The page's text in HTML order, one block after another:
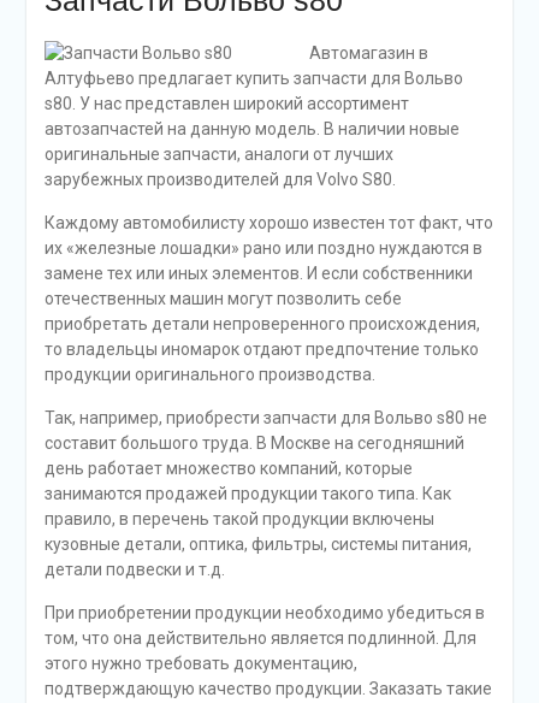
Автомагазин в
Алтуфьево предлагает купить запчасти для Вольво
s80. У нас представлен широкий ассортимент
автозапчастей на данную модель. В наличии новые
оригинальные запчасти, аналоги от лучших
зарубежных производителей для Volvo S80.
Каждому автомобилисту хорошо известен тот факт, что
их «железные лошадки» рано или поздно нуждаются в
замене тех или иных элементов. И если собственники
отечественных машин могут позволить себе
приобретать детали непроверенного происхождения,
то владельцы иномарок отдают предпочтение только
продукции оригинального производства.
Так, например, приобрести запчасти для Вольво s80 не
составит большого труда. В Москве на сегодняшний
день работает множество компаний, которые
занимаются продажей продукции такого типа. Как
правило, в перечень такой продукции включены
кузовные детали, оптика, фильтры, системы питания,
детали подвески и т.д.
При приобретении продукции необходимо убедиться в
том, что она действительно является подлинной. Для
этого нужно требовать документацию,
подтверждающую качество продукции. Заказать такие